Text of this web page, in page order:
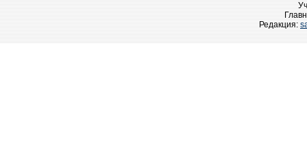
Редакция: